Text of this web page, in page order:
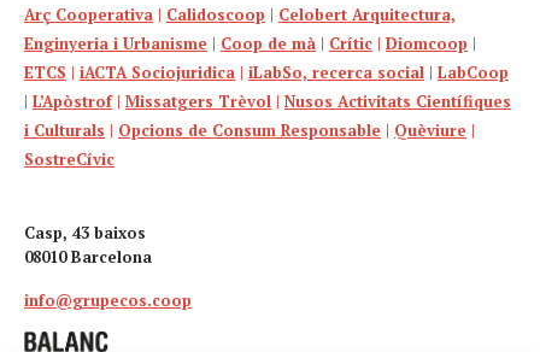
Arç Cooperativa | Calidoscoop | Celobert Arquitectura,
Enginyeria i Urbanisme | Coop de mà | Crític | Diomcoop |
ETCS | iACTA Sociojuridica | iLabSo, recerca social | LabCoop
| L’Apòstrof| Missatgers Trèvol | Nusos Activitats Científiques
i Culturals | Opcions de Consum Responsable | Quèviure |
SostreCívic
Casp, 43 baixos
08010 Barcelona
info@grupecos.coop